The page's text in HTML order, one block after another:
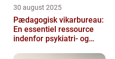
30 august 2025
Pædagogisk vikarbureau:
En essentiel ressource
indenfor psykiatri- og